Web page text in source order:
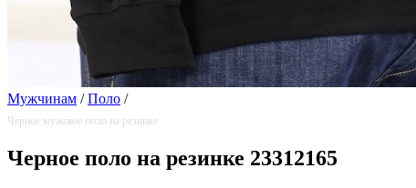
Мужчинам / Поло /
Черное мужское поло на резинке
Черное поло на резинке 23312165